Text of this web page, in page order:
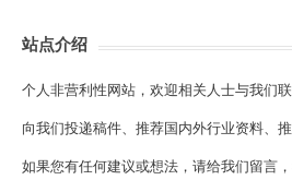
站点介绍
个人非营利性网站，欢迎相关人士与我们
向我们投递稿件、推荐国内外行业资料、
如果您有任何建议或想法，请给我们留言，